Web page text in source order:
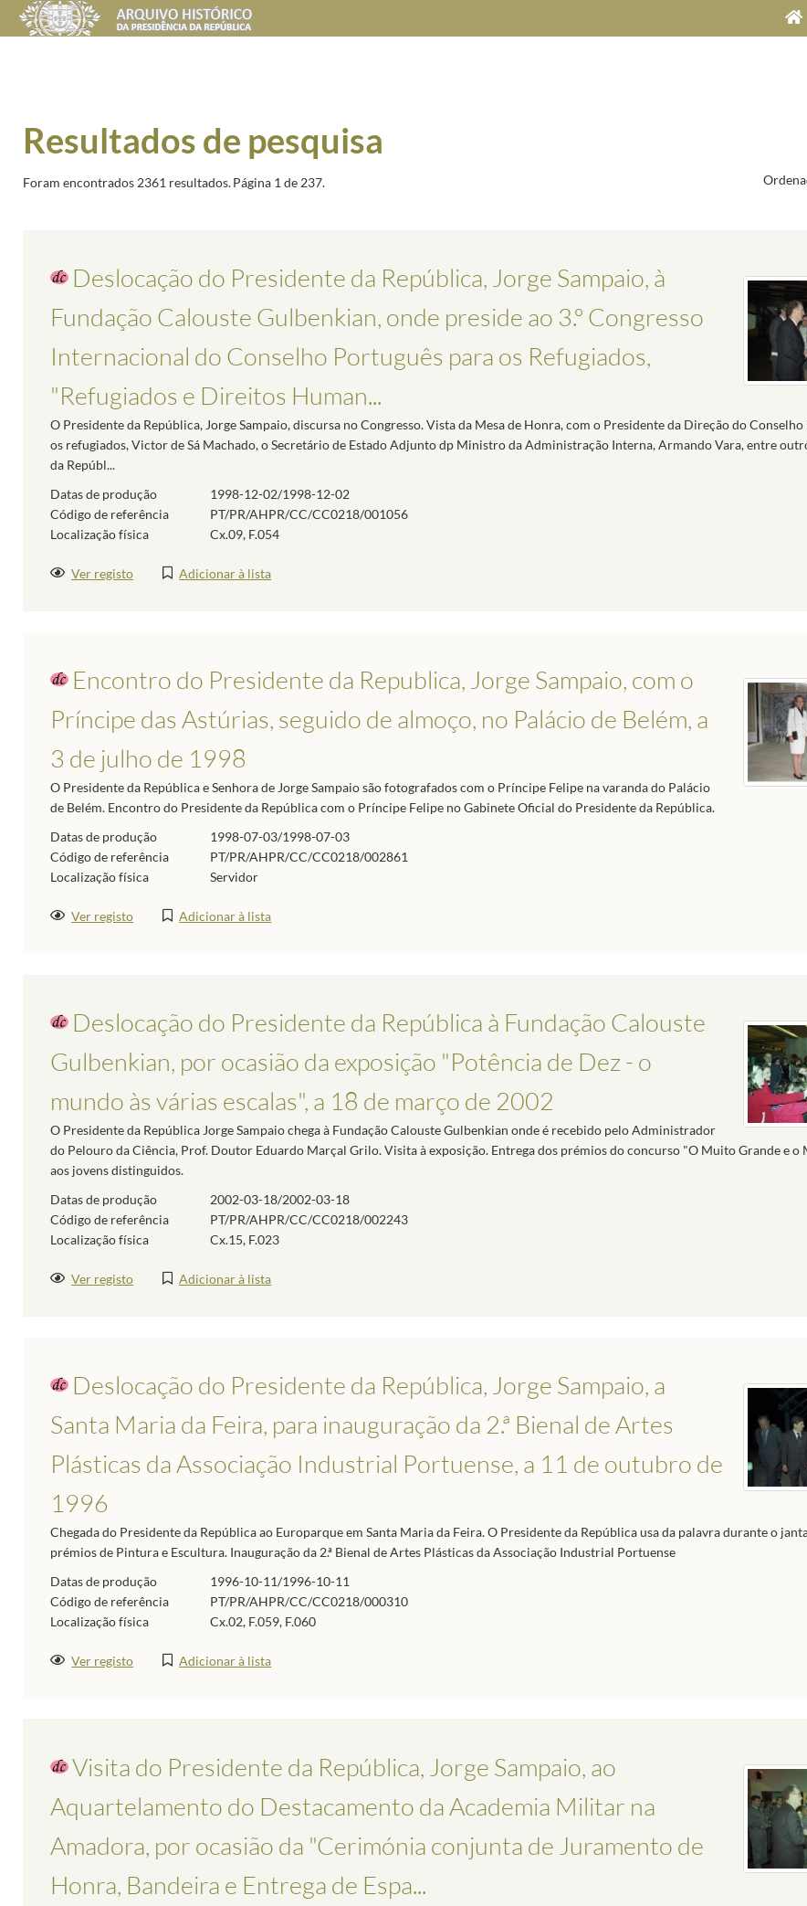
Resultados de pesquisa
Foram encontrados 2361 resultados.Página 1 de 237.
Deslocação do Presidente da República, Jorge Sampaio, à
Fundação Calouste Gulbenkian, onde preside ao 3.º Congresso
Internacional do Conselho Português para os Refugiados,
"Refugiados e Direitos Human...
O Presidente da República, Jorge Sampaio, discursa no Congresso. Vista da Mesa de Honra, com o Presidente da Direção do
os refugiados, Victor de Sá Machado, o Secretário de Estado Adjunto dp Ministro da Administração Interna, Armando Vara, entre
da Repúbl...
Datas de produção
1998-12-02/1998-12-02
Código de referência
PT/PR/AHPR/CC/CC0218/001056
Localização física
Cx.09, F.054
Ver registo Adicionar à lista
Encontro do Presidente da Republica, Jorge Sampaio, com o
Príncipe das Astúrias, seguido de almoço, no Palácio de Belém, a
3 de julho de 1998
O Presidente da República e Senhora de Jorge Sampaio são fotografados com o Príncipe Felipe na varanda do Palácio
de Belém. Encontro do Presidente da República com o Príncipe Felipe no Gabinete Oficial do Presidente da República.
Datas de produção
1998-07-03/1998-07-03
Código de referência
PT/PR/AHPR/CC/CC0218/002861
Localização física
Servidor
Ver registo Adicionar à lista
Deslocação do Presidente da República à Fundação Calouste
Gulbenkian, por ocasião da exposição "Potência de Dez - o
mundo às várias escalas", a 18 de março de 2002
O Presidente da República Jorge Sampaio chega à Fundação Calouste Gulbenkian onde é recebido pelo Administrador
do Pelouro da Ciência, Prof. Doutor Eduardo Marçal Grilo. Visita à exposição. Entrega dos prémios do concurso "O Muito Grande e o
aos jovens distinguidos.
Datas de produção
2002-03-18/2002-03-18
Código de referência
PT/PR/AHPR/CC/CC0218/002243
Localização física
Cx.15, F.023
Ver registo Adicionar à lista
Deslocação do Presidente da República, Jorge Sampaio, a
Santa Maria da Feira, para inauguração da 2.ª Bienal de Artes
Plásticas da Associação Industrial Portuense, a 11 de outubro de
1996
Chegada do Presidente da República ao Europarque em Santa Maria da Feira. O Presidente da República usa da palavra durante o
prémios de Pintura e Escultura. Inauguração da 2.ª Bienal de Artes Plásticas da Associação Industrial Portuense
Datas de produção
1996-10-11/1996-10-11
Código de referência
PT/PR/AHPR/CC/CC0218/000310
Localização física
Cx.02, F.059, F.060
Ver registo Adicionar à lista
Visita do Presidente da República, Jorge Sampaio, ao
Aquartelamento do Destacamento da Academia Militar na
Amadora, por ocasião da "Cerimónia conjunta de Juramento de
Honra, Bandeira e Entrega de Espa...